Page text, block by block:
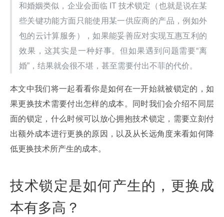
和婚姻类似，企业会面临 IT 技术锁定（也就是说在某
些关键功能方面只能使用某一供应商的产品，例如外
包的云计算服务），如果能妥善应对实现互惠互利的
效果，这其实是一种好事。但如果遇到问题需要“离
婚”，结果就会很不堪，甚至需要付出不菲的代价。
本文中我们将一起看看你是如何在一开始就被锁定的，如
果更换技术需要付出怎样的成本。同时我们会介绍不同层
面的锁定，什么时候可以放心拥抱技术锁定，需要立刻付
出额外成本进行更换的原因，以及从长远角度来看如何降
低更换技术所产生的成本。
技术锁定是如何产生的，更换成
本有多高？